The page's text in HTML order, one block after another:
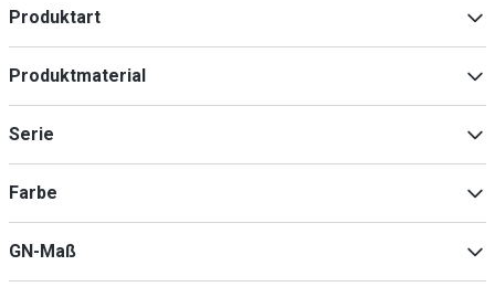
Min
Produktart
Zubehör für Kleinteile
Produktmaterial
Polypropylen
Serie
Farbe
Schwarz
GN-Maß